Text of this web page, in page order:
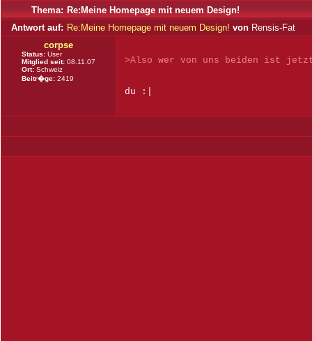
Thema: Re:Meine Homepage mit neuem Design!
Antwort auf: Re:Meine Homepage mit neuem Design! von Rensis-Fat
corpse
Status: User
Mitglied seit: 08.11.07
Ort: Schweiz
Beitr�ge: 2419
>Also wer von uns beiden ist jetzt
du :|